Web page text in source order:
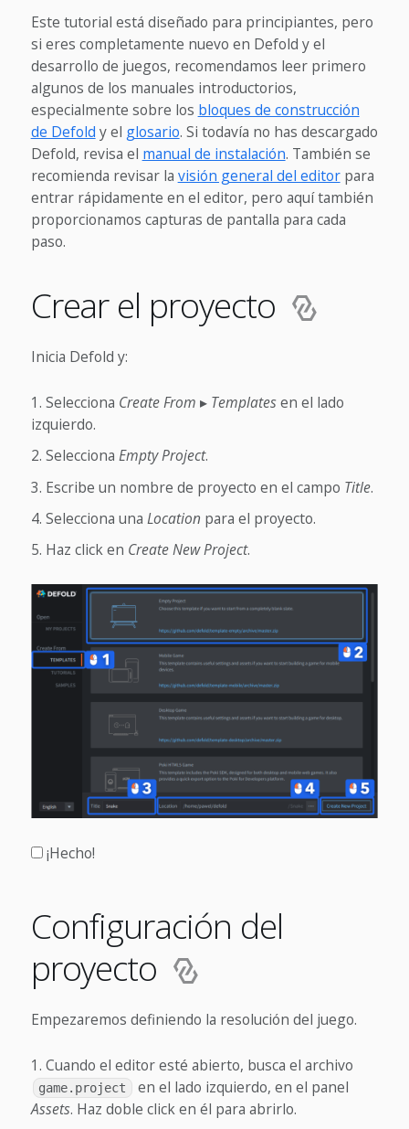
Este tutorial está diseñado para principiantes, pero
si eres completamente nuevo en Defold y el
desarrollo de juegos, recomendamos leer primero
algunos de los manuales introductorios,
especialmente sobre los bloques de construcción
de Defold y el glosario. Si todavía no has descargado
Defold, revisa el manual de instalación. También se
recomienda revisar la visión general del editorpara
entrar rápidamente en el editor, pero aquí también
proporcionamos capturas de pantalla para cada
paso.
Crear el proyecto
Inicia Defold y:
Selecciona Create From ▸ Templatesen el lado
izquierdo.
Selecciona Empty Project.
Escribe un nombre de proyecto en el campo Title.
Selecciona una Location para el proyecto.
Haz click en Create New Project.
¡Hecho!
Configuración del
proyecto
Empezaremos definiendo la resolución del juego.
Cuando el editor esté abierto, busca el archivo
game.project
en el lado izquierdo, en el panel
Assets. Haz doble click en él para abrirlo.